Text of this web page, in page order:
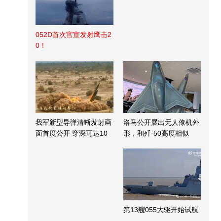
052D首次官宣发射鹰击2
0！
我军新型导弹清晰发射画
面首度公开 穿深可达10
洛马公开展出无人僚机外
形，和歼-50高度相似
第13艘055大驱开始试航